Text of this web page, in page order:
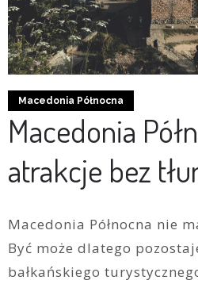
Macedonia Północna
Macedonia
atrakcje bez
Macedonia Północna nie
Być może dlatego
bałkańskiego